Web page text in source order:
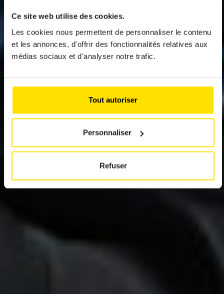
Ce site web utilise des cookies.
Les cookies nous permettent de personnaliser le contenu
et les annonces, d'offrir des fonctionnalités relatives aux
médias sociaux et d'analyser notre trafic.
Tout autoriser
Personnaliser
Refuser
LA NOUVELLE
MERCEDES CLA
DÉTRÔNE LA GOLF